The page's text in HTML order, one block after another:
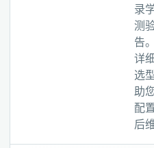
录
测
告
详
选
助
配
后